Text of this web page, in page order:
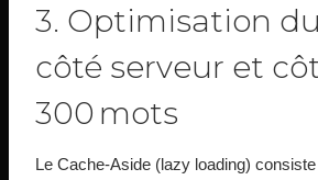
3. Optimisation
côté serveur et
300 mots
Le Cache‑Aside (lazy loading)